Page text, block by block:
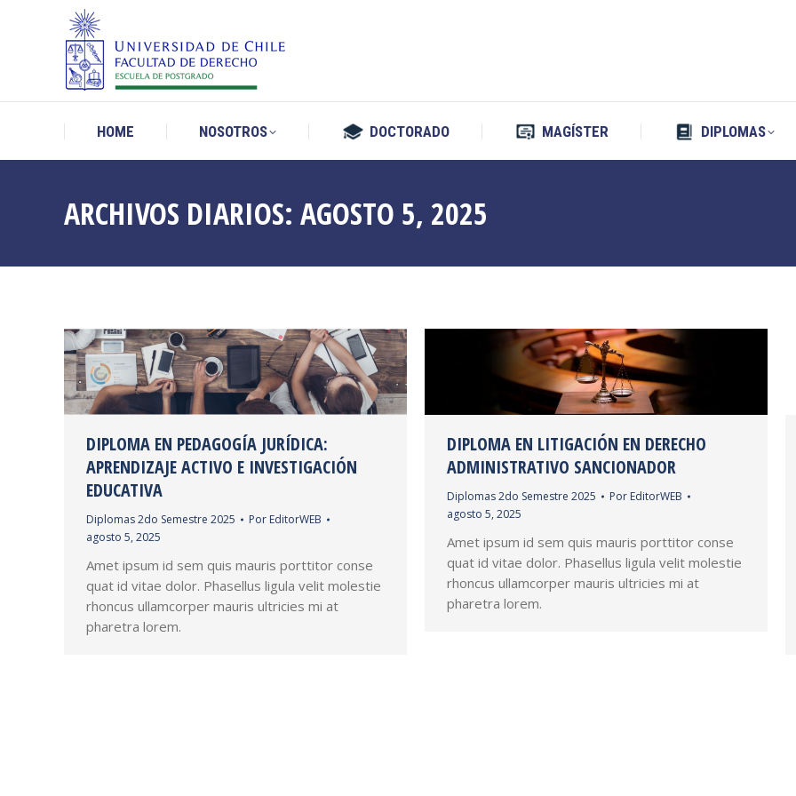
HOME NOSOTROS DOCTORADO MAGÍSTER DIPLOMAS
ARCHIVOS DIARIOS: AGOSTO 5, 2025
DIPLOMA EN PEDAGOGÍA JURÍDICA:
APRENDIZAJE ACTIVO E INVESTIGACIÓN
EDUCATIVA
Diplomas 2do Semestre 2025 Por EditorWEB
agosto 5, 2025
Amet ipsum id sem quis mauris porttitor conse
quat id vitae dolor. Phasellus ligula velit molestie
rhoncus ullamcorper mauris ultricies mi at
pharetra lorem.
DIPLOMA EN LITIGACIÓN EN DERECHO
ADMINISTRATIVO SANCIONADOR
Diplomas 2do Semestre 2025 Por EditorWEB
agosto 5, 2025
Amet ipsum id sem quis mauris porttitor conse
quat id vitae dolor. Phasellus ligula velit molestie
rhoncus ullamcorper mauris ultricies mi at
pharetra lorem.
HOME